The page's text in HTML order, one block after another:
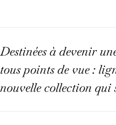
Destinées à devenir
tous points de vue :
nouvelle collection qui